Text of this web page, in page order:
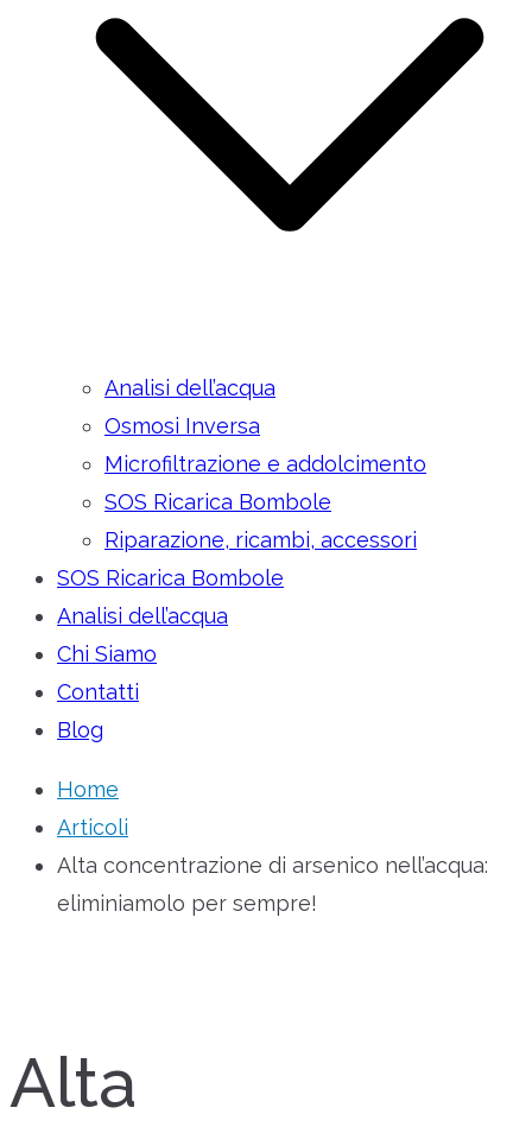
Analisi dell’acqua
Osmosi Inversa
Microfiltrazione e addolcimento
SOS Ricarica Bombole
Riparazione, ricambi, accessori
SOS Ricarica Bombole
Analisi dell’acqua
Chi Siamo
Contatti
Blog
Home
Articoli
Alta concentrazione di arsenico nell’acqua:
eliminiamolo per sempre!
Alta